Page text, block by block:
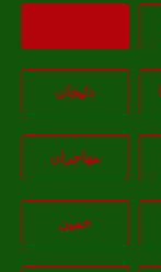
دلیجان
مهاجران
خمين